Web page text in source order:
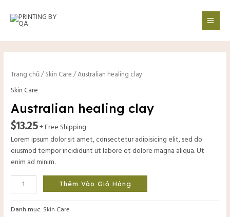
dung
Trang chủ/Skin Care / Australian healing clay
Skin Care
Australian healing clay
$13.25+ Free Shipping
Lorem ipsum dolor sit amet, consectetur adipisicing elit, sed do
eiusmod tempor incididunt ut labore et dolore magna aliqua. Ut
enim ad minim.
healing
số
lượng
Thêm Vào Giỏ Hàng
Danh mục: Skin Care